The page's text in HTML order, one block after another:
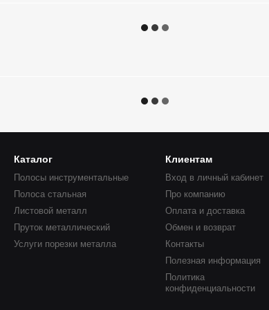
Каталог
Полосы инструментальные
Полоса стальная
Листовой металл
Пруток металлический
Услуги порезки металла
Клиентам
Вход в личный кабинет
Про компанию
Оплата и доставка
Обмен и возврат
Контакты
Полезная информация
Политика
конфиденциальности